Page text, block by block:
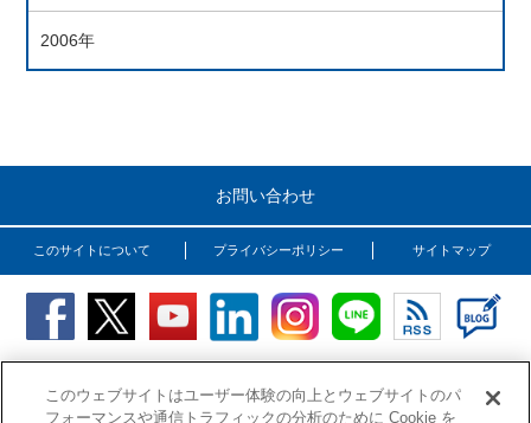
2006年
お問い合わせ
このサイトについて プライバシーポリシー サイトマップ
Copyright (C) OSG Corporation. All rights reserved.
このウェブサイトはユーザー体験の向上とウェブサイトのパ
フォーマンスや通信トラフィックの分析のために Cookie を